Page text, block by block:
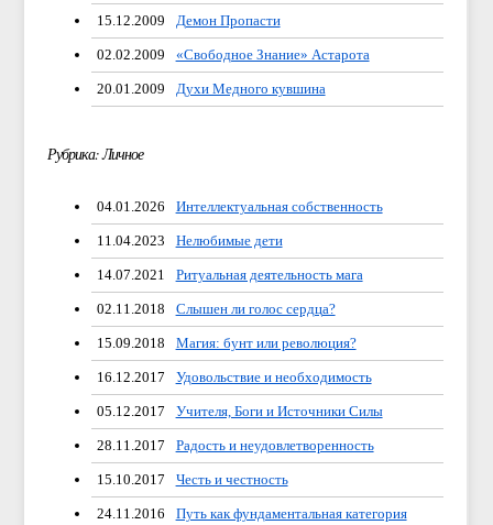
15.12.2009 Демон Пропасти
02.02.2009 «Свободное Знание» Астарота
20.01.2009 Духи Медного кувшина
Рубрика: Личное
04.01.2026 Интеллектуальная собственность
11.04.2023 Нелюбимые дети
14.07.2021 Ритуальная деятельность мага
02.11.2018 Слышен ли голос сердца?
15.09.2018 Магия: бунт или революция?
16.12.2017 Удовольствие и необходимость
05.12.2017 Учителя, Боги и Источники Силы
28.11.2017 Радость и неудовлетворенность
15.10.2017 Честь и честность
24.11.2016 Путь как фундаментальная категория